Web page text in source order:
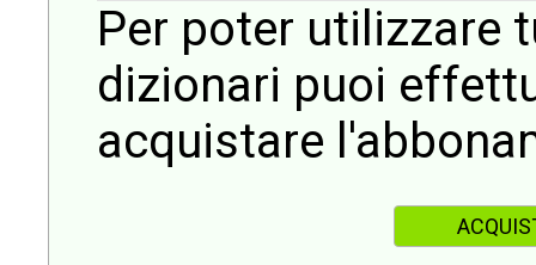
Per poter utilizzare
dizionari puoi
acquistare